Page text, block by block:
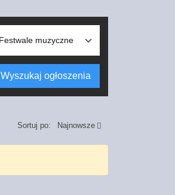
Wyszukaj ogłoszenia
Sortuj po: Najnowsze